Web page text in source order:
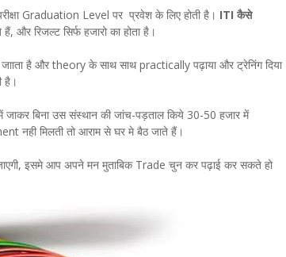
Graduation Level पर प्रवेश के लिए होती है। ITI कैसे
और रिजल्ट सिर्फ हजारो का होता है।
जााता है और theory के साथ साथ practically पढ़ाया और ट्रेनिंग दिया
है।
जाकर बिना उस संस्थान की जांच-पड़ताल किये 30-50 हजार में
नही मिलती तो आराम से घर मे बैठ जाते हैं।
इसमे आप अपने मन मुताबिक Trade चुन कर पढ़ाई कर सकते हो